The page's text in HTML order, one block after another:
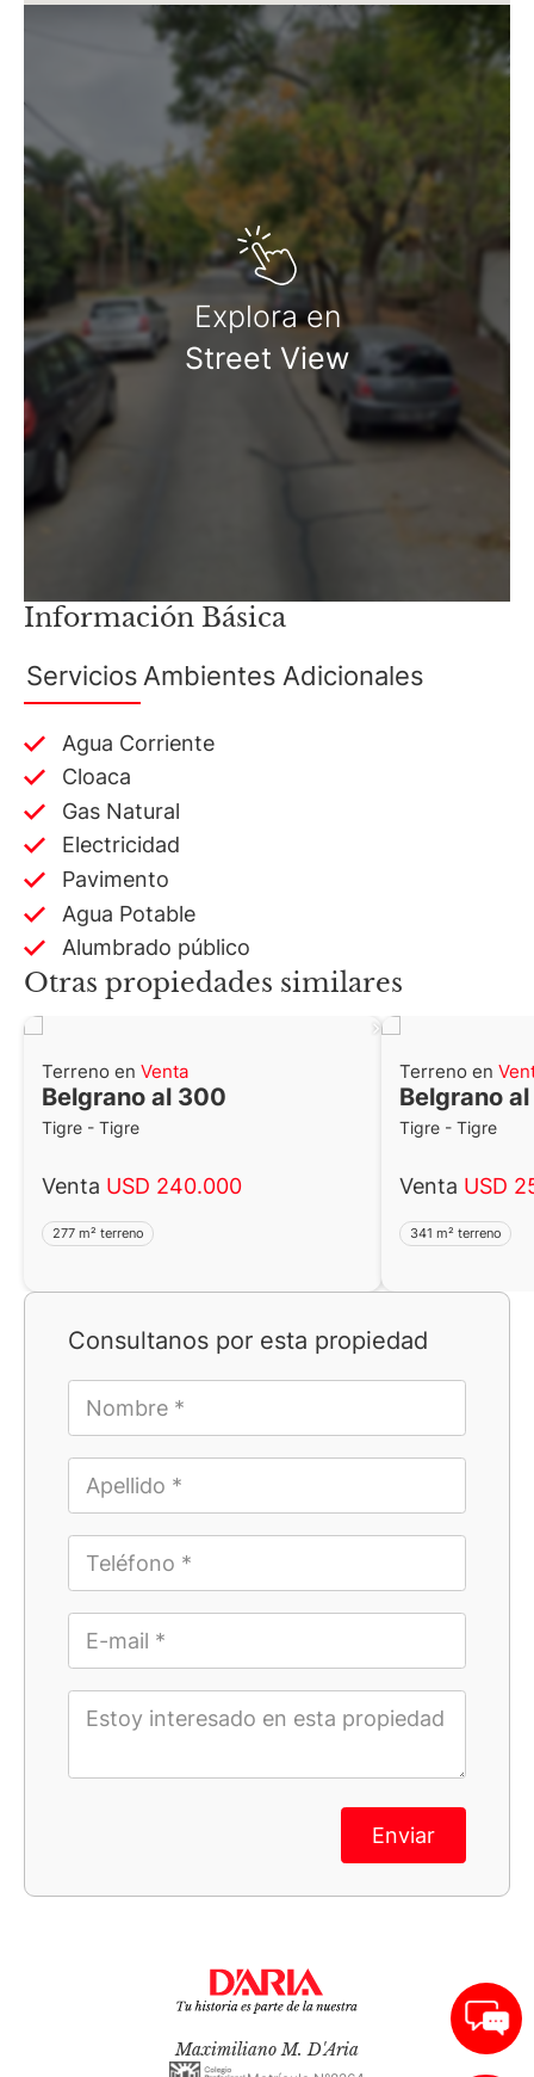
Consultanos por esta propiedad
Enviar
Explora en
Street View
Información Básica
Servicios Ambientes Adicionales
Agua Corriente
Cloaca
Gas Natural
Electricidad
Pavimento
Agua Potable
Alumbrado público
Otras propiedades similares
Terreno en Venta
Belgrano al 300
Tigre - Tigre
Venta USD 240.000
277 m² terreno
Terreno en
Belgrano
Tigre - Tigre
Venta USD
341 m² terreno
Maximiliano M. D'Aria